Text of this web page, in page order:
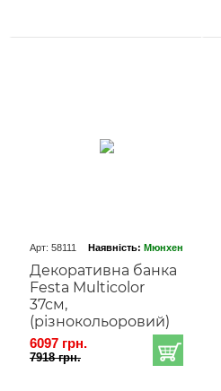
Арт: 58111 Наявність: Мюнхен
Декоративна банка
Festa Multicolor
37cм,
(різнокольоровий)
6097 грн.
7918 грн.